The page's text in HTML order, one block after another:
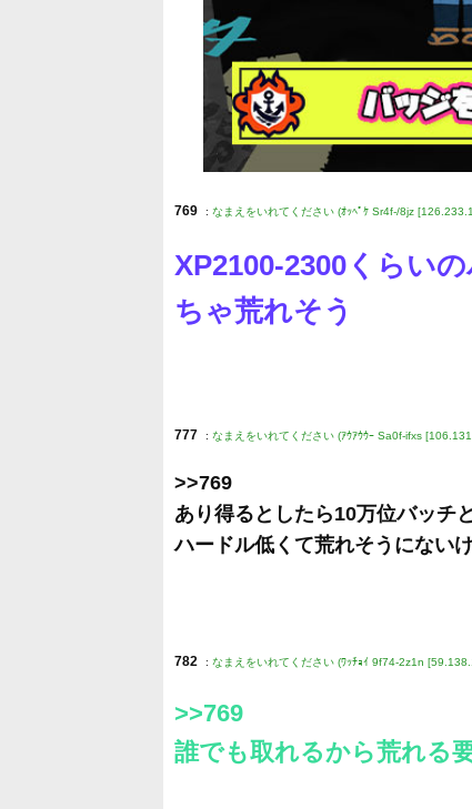
769 : なまえをいれてください (ｵｯﾍﾟｹ Sr4f-/8jz
XP2100-2300くらい
ちゃ荒れそう
777 : なまえをいれてください (ｱｳｱｳｳｰ Sa0f-ifxs
>>769
あり得るとしたら10万位バッチ
ハードル低くて荒れそうにない
782 : なまえをいれてください (ﾜｯﾁｮｲ 9f74-2z1n
>>769
誰でも取れるから荒れる